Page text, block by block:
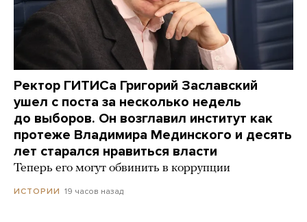
Ректор ГИТИСа Григорий Заславский
ушел с поста за несколько недель
до выборов. Он возглавил институт как
протеже Владимира Мединского и десять
лет старался нравиться власти
Теперь его могут обвинить в коррупции
ИСТОРИИ 19 часов назад